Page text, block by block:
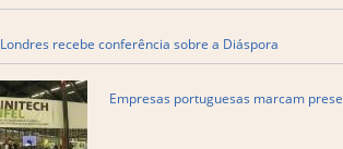
Londres recebe conferência sobre a Diáspora
Empresas portuguesas marcam